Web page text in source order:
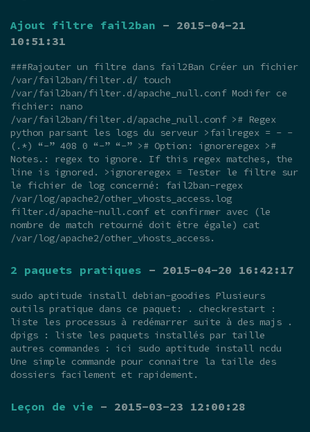
Ajout filtre fail2ban - 2015-04-21
10:51:31
###Rajouter un filtre dans fail2Ban Créer un fichier
/var/fail2ban/filter.d/ touch
/var/fail2ban/filter.d/apache_null.conf Modifer ce
fichier: nano
/var/fail2ban/filter.d/apache_null.conf ># Regex
python parsant les logs du serveur >failregex = - -
(.*) “-” 408 0 “-” “-” ># Option: ignoreregex >#
Notes.: regex to ignore. If this regex matches, the
line is ignored. >ignoreregex = Tester le filtre sur
le fichier de log concerné: fail2ban-regex
/var/log/apache2/other_vhosts_access.log
filter.d/apache-null.conf et confirmer avec (le
nombre de match retourné doit être égale) cat
/var/log/apache2/other_vhosts_access.
2 paquets pratiques - 2015-04-20 16:42:17
sudo aptitude install debian-goodies Plusieurs
outils pratique dans ce paquet: . checkrestart :
liste les processus à redémarrer suite à des majs .
dpigs : liste les paquets installés par taille
autres commandes : ici sudo aptitude install ncdu
Une simple commande pour connaitre la taille des
dossiers facilement et rapidement.
Leçon de vie - 2015-03-23 12:00:28